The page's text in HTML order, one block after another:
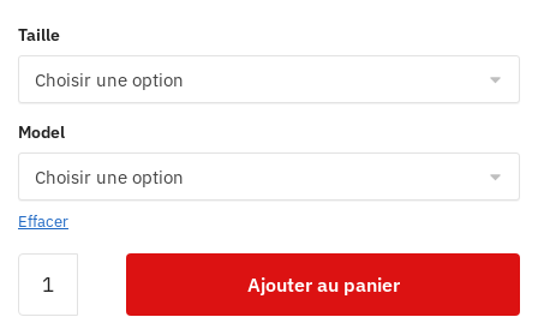
Taille
Model
Effacer
Ajouter au panier